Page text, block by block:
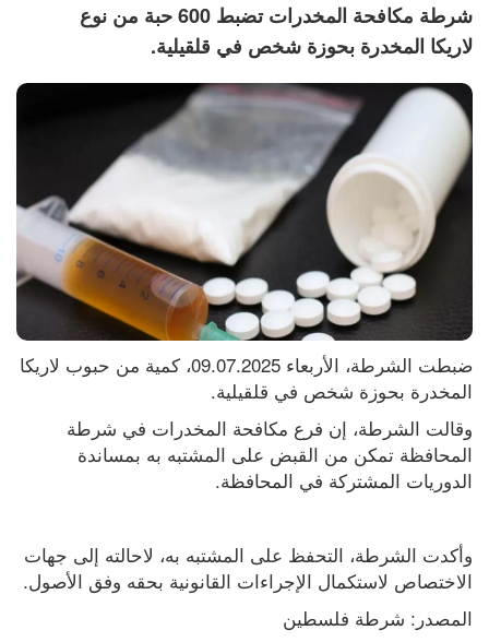
شرطة مكافحة المخدرات تضبط 600 حبة من نوع
لاريكا المخدرة بحوزة شخص في قلقيلية.
المخدرة بحوزة شخص في قلقيلية.
الدوريات المشتركة في المحافظة.
الاختصاص لاستكمال الإجراءات القانونية بحقه وفق الأصول.
المصدر: شرطة فلسطين